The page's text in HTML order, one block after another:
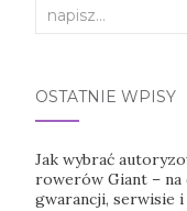
Search
OSTATNIE WPISY
Jak wybrać
rowerów Giant –
gwarancji, serwisie